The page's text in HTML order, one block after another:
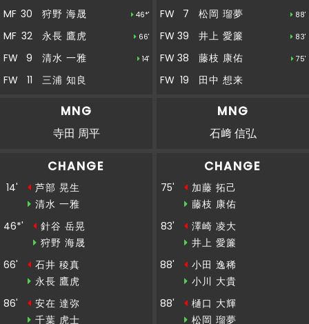
後半
直近１５分のポゼッション：福島：５８％、松
後半
30'
左サイドから村越がドリブルで前進。ペナル
ティエリア内まで持ち運んでクロスを供給する
が、藤田にブロックされる
30' ９加藤ＯＵＴ→３８藤枝ＩＮ
31' 樋口がペナルティエリア内でボールを収める
34'
左サイドから澤崎がドリブルで前進。ペナル
ティエリア内まで持ち運んでクロスを供給する
後半
36'
左サイドから村越がドリブルで前進。そのまま
持ち運んでクロスを供給するが、藤谷にクリア
後半
37'
上畑のパスがペナルティエリア内の藤田につな
MF 30 狩野 海晟 46*'
MF 32 永長 鷹虎 66'
FW 9 清水 一雅 14'
FW 11 三浦 知良
MNG
寺田 周平
CHANGE
14'
芦部 晃生
清水 一雅
46*'
針谷 岳晃
狩野 海晟
66'
石井 稜真
永長 鷹虎
86'
安在 達弥
千葉 虎士
FW 7 松岡 瑠夢 88'
FW 39 井上 愛簾 83'
FW 38 藤枝 康佑 75'
FW 19 田中 想来
MNG
石﨑 信弘
CHANGE
75'
加藤 拓己
藤枝 康佑
83'
澤崎 凌大
井上 愛簾
88'
小田 逸稀
小川 大貴
88'
樋口 大輝
松岡 瑠夢